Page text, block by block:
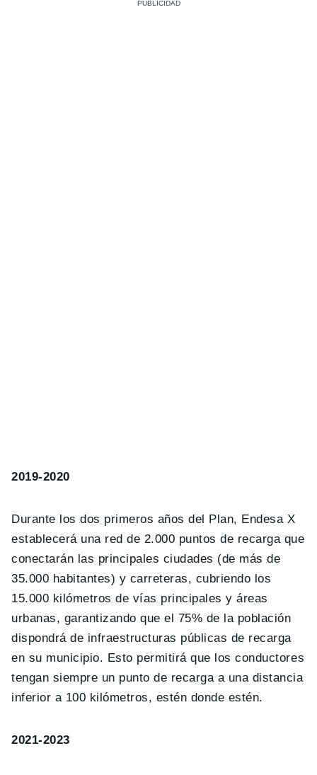
2019-2020
Durante los dos primeros años del Plan, Endesa X
establecerá una red de 2.000 puntos de recarga que
conectarán las principales ciudades (de más de
35.000 habitantes) y carreteras, cubriendo los
15.000 kilómetros de vías principales y áreas
urbanas, garantizando que el 75% de la población
dispondrá de infraestructuras públicas de recarga
en su municipio. Esto permitirá que los conductores
tengan siempre un punto de recarga a una distancia
inferior a 100 kilómetros, estén donde estén.
2021-2023